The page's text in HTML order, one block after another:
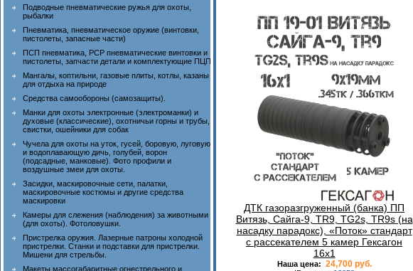
Подводные пневматические ружья для охоты,
рыбалки
Пневматика, пневматическое оружие (винтовки,
пистолеты, запасные части)
ПСП пневматика, PCP пневматические винтовки и
пистолеты, запчасти детали и комплектующие ПЦП
Мангалы, коптильни, газовые плиты, котлы, казаны
для отдыха на природе
Средства самообороны (самозащиты).
Манки для охоты электронные (электроманки) и
духовые (классические), охотничьи горны и трубы,
свистки, ошейники для собак
Чучела для охоты на уток, гусей, боровую, луговую
и водоплавающую дичь, голубей, ворон
(подсадные, манковые). Фото профили и
воздушные змеи для охоты.
Засидки, маскировочные сети, палатки,
маскировочные костюмы и другие средства
маскировки
Камеры для слежения (наблюдения) за животными
(для охоты). Фотоловушки.
Пристрелка оружия. Лазерные патроны холодной
пристрелки. Станки и подставки для пристрелки.
Мишени для стрельбы.
Макеты массогабаритные огнестрельного и
ДТК газоразгруженный (банка) ПП
Витязь, Сайга-9, TR9, TG2s, TR9s (на
насадку парадокс), «Поток» стандарт
с рассекателем 5 камер Гексагон
16x1
Наша цена: 24,700 руб.